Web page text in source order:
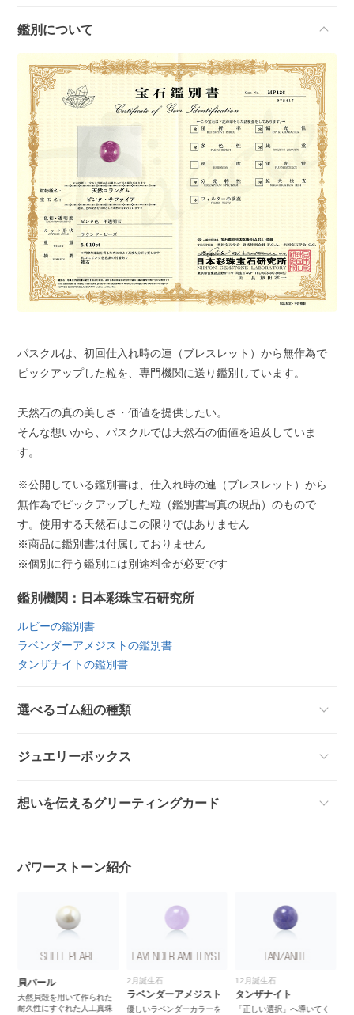
鑑別について
パスクルは、初回仕入れ時の連（ブレスレット）から無作為で
ピックアップした粒を、専門機関に送り鑑別しています。
天然石の真の美しさ・価値を提供したい。
そんな想いから、パスクルでは天然石の価値を追及していま
す。
※公開している鑑別書は、仕入れ時の連（ブレスレット）から
無作為でピックアップした粒（鑑別書写真の現品）のもので
す。使用する天然石はこの限りではありません
※商品に鑑別書は付属しておりません
※個別に行う鑑別には別途料金が必要です
鑑別機関：日本彩珠宝石研究所
ルビーの鑑別書
ラベンダーアメジストの鑑別書
タンザナイトの鑑別書
選べるゴム紐の種類
ジュエリーボックス
想いを伝えるグリーティングカード
パワーストーン紹介
貝パール
天然貝殻を用いて作られた
耐久性にすぐれた人工真珠
2月誕生石
ラベンダーアメジスト
優しいラベンダーカラーを
12月誕生石
タンザナイト
「正しい選択」へ導いてく